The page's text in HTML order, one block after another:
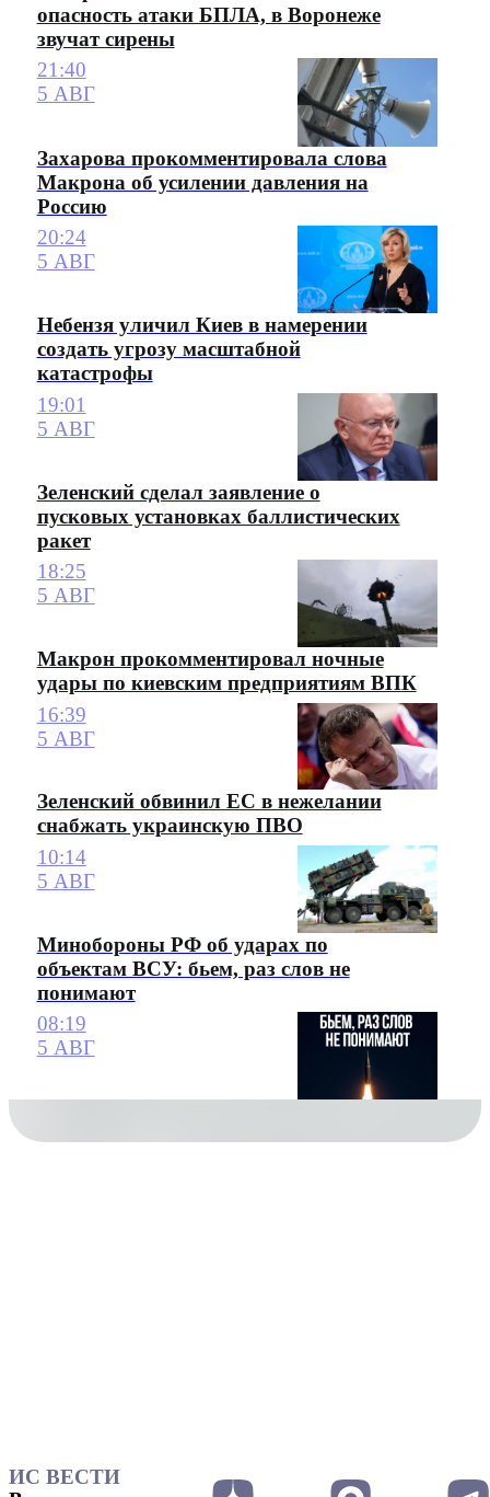
опасность атаки БПЛА, в Воронеже
звучат сирены
21:40
5 АВГ
Захарова прокомментировала слова
Макрона об усилении давления на
Россию
20:24
5 АВГ
Небензя уличил Киев в намерении
создать угрозу масштабной
катастрофы
19:01
5 АВГ
Зеленский сделал заявление о
пусковых установках баллистических
ракет
18:25
5 АВГ
Макрон прокомментировал ночные
удары по киевским предприятиям ВПК
16:39
5 АВГ
Зеленский обвинил ЕС в нежелании
снабжать украинскую ПВО
10:14
5 АВГ
Минобороны РФ об ударах по
объектам ВСУ: бьем, раз слов не
понимают
08:19
5 АВГ
ИС ВЕСТИ